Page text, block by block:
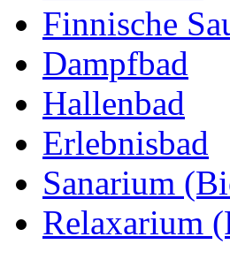
Finnische
Dampfbad
Hallenbad
Erlebnisbad
Sanarium
Relaxarium